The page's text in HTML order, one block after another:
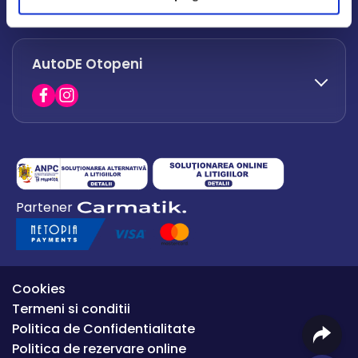
office.afumati@autode.ro
0730 063 852
0730 063 851
AutoDE Otopeni
0754 649 360
office.premium@autode.ro
Partener
Cookies
Termeni si conditii
Politica de Confidentialitate
Politica de rezervare online